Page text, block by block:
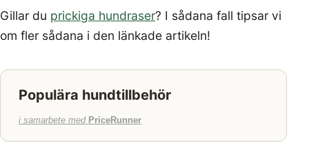
Gillar du prickiga hundraser? I sådana fall tipsar vi
om fler sådana i den länkade artikeln!
Populära hundtillbehör
i samarbete med PriceRunner